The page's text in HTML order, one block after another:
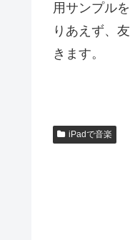
用サンプル
りあえず、
きます。
iPadで音楽